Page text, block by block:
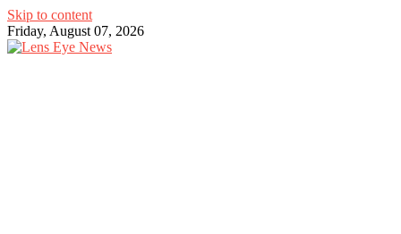
Skip to content
Friday, August 07, 2026